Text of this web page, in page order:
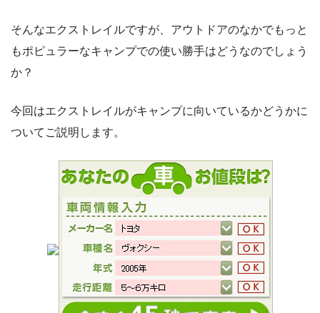
そんなエクストレイルですが、アウトドアのなかでもっと
もポピュラーなキャンプでの使い勝手はどうなのでしょう
か？
今回はエクストレイルがキャンプに向いているかどうかに
ついてご説明します。